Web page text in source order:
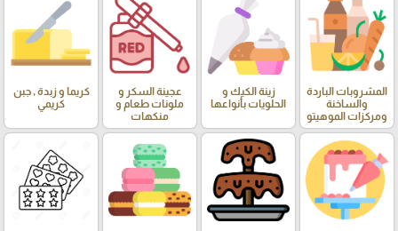
المشروبات الباردة
والساخنة
ومركزات الموهيتو
زينة الكيك و
الحلويات بأنواعها
عجينة السكر و
ملونات طعام و
منكهات
كريما و زبدة , جبن
كريمي